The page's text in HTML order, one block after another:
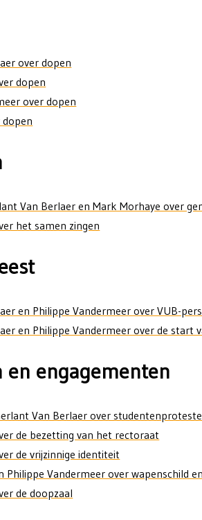
over dopen
dopen
over dopen
dopen
Van Berlaer en Mark Morhaye over
het samen zingen
en Philippe Vandermeer over VUB-
en Philippe Vandermeer over de start
en engagementen
Van Berlaer over
de bezetting van het rectoraat
de vrijzinnige identiteit
Philippe Vandermeer over wapenschild
de doopzaal